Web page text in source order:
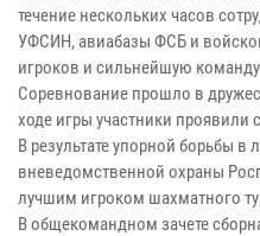
течение нескольких часов
УФСИН, авиабазы ФСБ и
игроков и сильнейшую
Соревнование прошло в
ходе игры участники проявили
В результате упорной борьбы
вневедомственной охраны
лучшим игроком шахматного
В общекомандном зачете